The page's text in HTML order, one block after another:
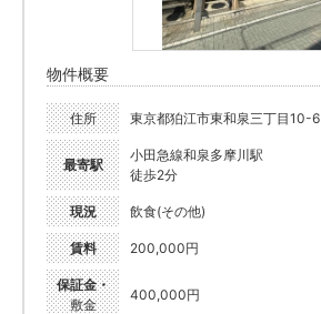
物件概要
住所 東京都狛江市東和泉三丁目10-6
最寄駅
小田急線和泉多摩川駅
徒歩2分
現況 飲食(その他)
賃料 200,000円
保証金・
敷金
400,000円